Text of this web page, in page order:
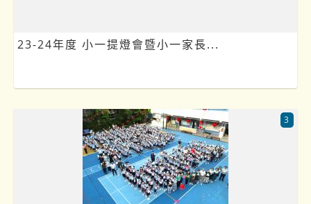
23-24年度 小一提燈會暨小一家長...
3